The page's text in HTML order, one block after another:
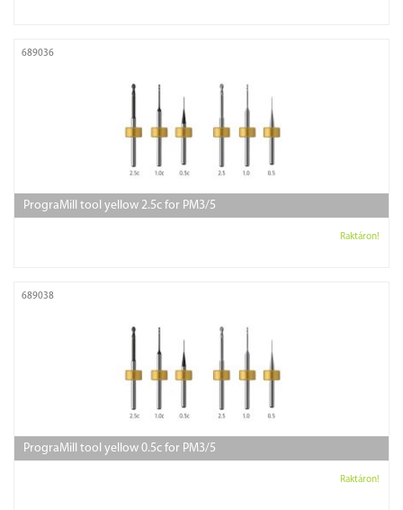
689036
PrograMill tool yellow 2.5c for PM3/5
Raktáron!
689038
PrograMill tool yellow 0.5c for PM3/5
Raktáron!